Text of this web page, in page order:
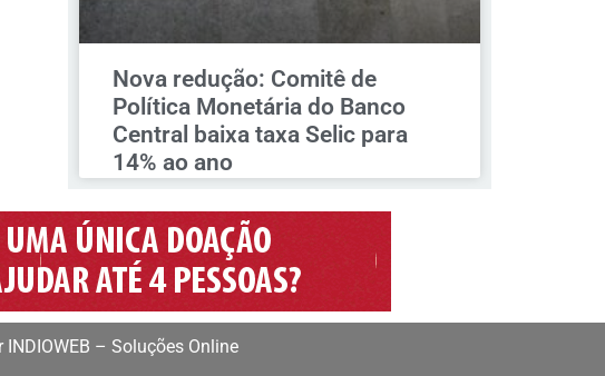
Nova redução: Comitê de
Política Monetária do Banco
Central baixa taxa Selic para
14% ao ano
– Soluções Online